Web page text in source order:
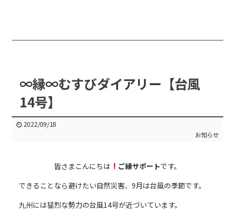
∞縁∞むすびダイアリー【台風
14号】
2022/09/18
お知らせ
皆さまこんにちは ご縁サポートです。
できることなら避けたい自然災害、9月は台風の季節です。
九州には猛烈な勢力の台風14号が近づいています。